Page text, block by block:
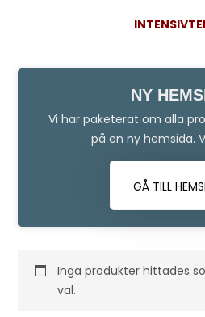
NY
Vi har paketerat om alla
på en ny hemsida.
GÅ TILL
Inga produkter hittades
val.